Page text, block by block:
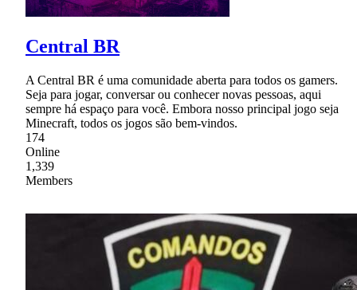
Central BR
A Central BR é uma comunidade aberta para todos os gamers.
Seja para jogar, conversar ou conhecer novas pessoas, aqui
sempre há espaço para você. Embora nosso principal jogo seja
Minecraft, todos os jogos são bem-vindos.
174
Online
1,339
Members